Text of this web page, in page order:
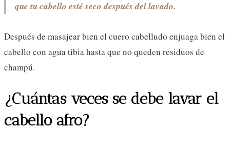
que tu cabello esté seco después del lavado.
Después de masajear bien el cuero cabelludo enjuaga bien el
cabello con agua tibia hasta que no queden residuos de
champú.
¿Cuántas veces se debe lavar el
cabello afro?